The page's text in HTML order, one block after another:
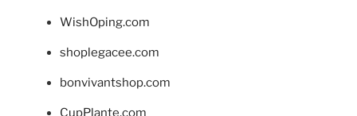
WishOping.com
shoplegacee.com
bonvivantshop.com
CupPlante.com